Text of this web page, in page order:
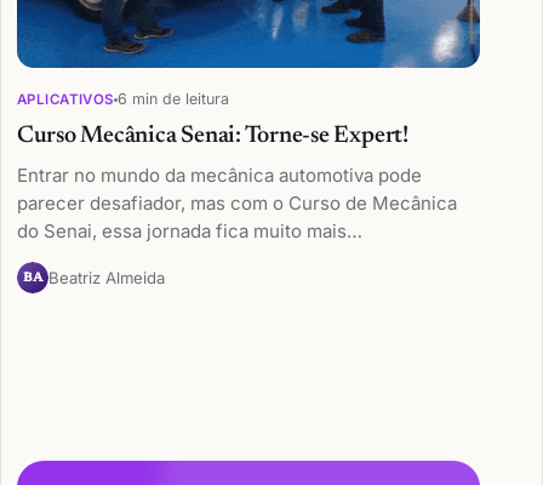
APLICATIVOS 6 min de leitura
Curso Mecânica Senai: Torne-se Expert!
Entrar no mundo da mecânica automotiva pode
parecer desafiador, mas com o Curso de Mecânica
do Senai, essa jornada fica muito mais…
BA Beatriz Almeida